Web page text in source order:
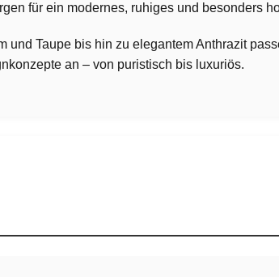
für ein modernes, ruhiges und besonders
Taupe bis hin zu elegantem Anthrazit
an – von puristisch bis luxuriös.